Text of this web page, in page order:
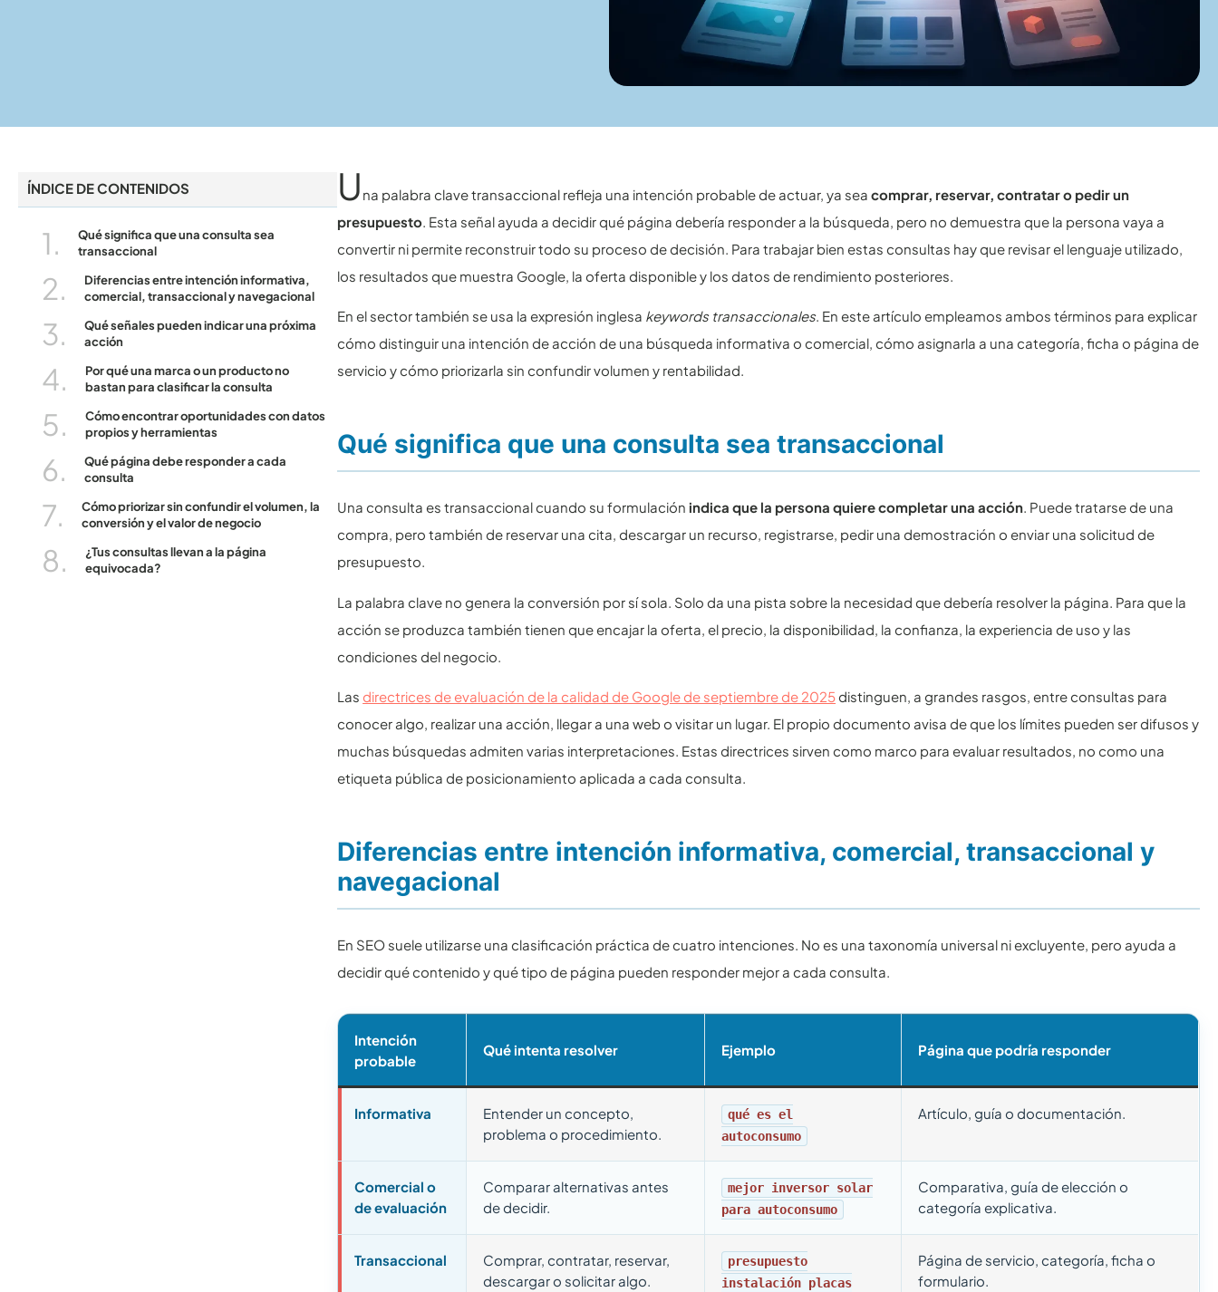
ÍNDICE DE CONTENIDOS
Qué significa que una consulta sea
transaccional
Diferencias entre intención informativa,
comercial, transaccional y navegacional
Qué señales pueden indicar una próxima
acción
Por qué una marca o un producto no
bastan para clasificar la consulta
Cómo encontrar oportunidades con datos
propios y herramientas
Qué página debe responder a cada
consulta
Cómo priorizar sin confundir el volumen, la
conversión y el valor de negocio
¿Tus consultas llevan a la página
equivocada?
U na palabra clave transaccional refleja una intención probable de actuar, ya seacomprar, reservar, contratar o pedir un
presupuesto. Esta señal ayuda a decidir qué página debería responder a la búsqueda, pero no demuestra que la persona vaya a
convertir ni permite reconstruir todo su proceso de decisión. Para trabajar bien estas consultas hay que revisar el lenguaje utilizado,
los resultados que muestra Google, la oferta disponible y los datos de rendimiento posteriores.
En el sector también se usa la expresión inglesa keywords transaccionales. En este artículo empleamos ambos términos para explicar
cómo distinguir una intención de acción de una búsqueda informativa o comercial, cómo asignarla a una categoría, ficha o página de
servicio y cómo priorizarla sin confundir volumen y rentabilidad.
Qué significa que una consulta sea transaccional
Una consulta es transaccional cuando su formulación indica que la persona quiere completar una acción. Puede tratarse de una
compra, pero también de reservar una cita, descargar un recurso, registrarse, pedir una demostración o enviar una solicitud de
presupuesto.
La palabra clave no genera la conversión por sí sola. Solo da una pista sobre la necesidad que debería resolver la página. Para que la
acción se produzca también tienen que encajar la oferta, el precio, la disponibilidad, la confianza, la experiencia de uso y las
condiciones del negocio.
Las directrices de evaluación de la calidad de Google de septiembre de 2025distinguen, a grandes rasgos, entre consultas para
conocer algo, realizar una acción, llegar a una web o visitar un lugar. El propio documento avisa de que los límites pueden ser difusos y
muchas búsquedas admiten varias interpretaciones. Estas directrices sirven como marco para evaluar resultados, no como una
etiqueta pública de posicionamiento aplicada a cada consulta.
Diferencias entre intención informativa, comercial, transaccional y
navegacional
En SEO suele utilizarse una clasificación práctica de cuatro intenciones. No es una taxonomía universal ni excluyente, pero ayuda a
decidir qué contenido y qué tipo de página pueden responder mejor a cada consulta.
Intención
probable
Qué intenta resolver Ejemplo Página que podría responder
Informativa
Entender un concepto,
problema o procedimiento.
qué es el
autoconsumo
Artículo, guía o documentación.
Comercial o
de evaluación
Comparar alternativas antes
de decidir.
mejor inversor solar
para autoconsumo
Comparativa, guía de elección o
categoría explicativa.
Transaccional
Comprar, contratar, reservar,
descargar o solicitar algo.
presupuesto
instalación placas
Página de servicio, categoría, ficha o
formulario.